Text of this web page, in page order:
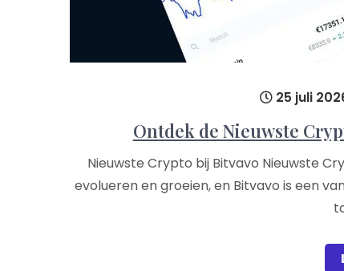
25 juli
Ontdek de Nieuwste
Nieuwste Crypto bij Bitvavo Nieuwste
evolueren en groeien, en Bitvavo is een